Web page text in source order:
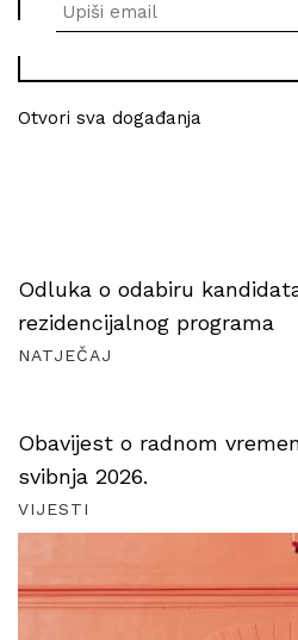
Otvori sva događanja
Odluka o odabiru
rezidencijalnog programa
NATJEČAJ
Obavijest o radnom
svibnja 2026.
VIJESTI